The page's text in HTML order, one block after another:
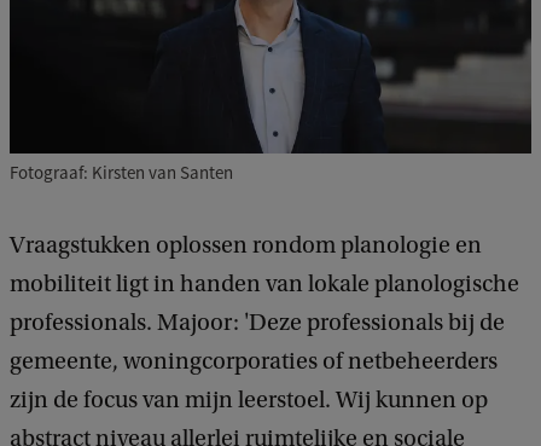
Fotograaf: Kirsten van Santen
Vraagstukken oplossen rondom planologie en
mobiliteit ligt in handen van lokale planologische
professionals. Majoor: 'Deze professionals bij de
gemeente, woningcorporaties of netbeheerders
zijn de focus van mijn leerstoel. Wij kunnen op
abstract niveau allerlei ruimtelijke en sociale